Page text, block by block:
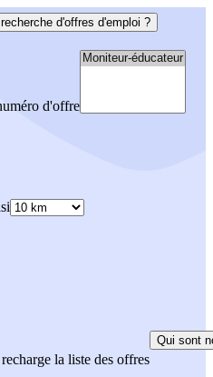
d'offres d'emploi ?
d'offre
la liste des offres
Qui sont